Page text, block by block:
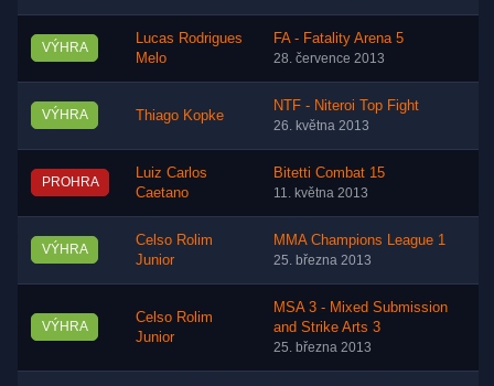
VÝHRA
Lucas Rodrigues
Melo
FA - Fatality Arena 5
28. července 2013
VÝHRA Thiago Kopke
NTF - Niteroi Top Fight
26. května 2013
PROHRA
Luiz Carlos
Caetano
Bitetti Combat 15
11. května 2013
VÝHRA
Celso Rolim
Junior
MMA Champions League 1
25. března 2013
VÝHRA
Celso Rolim
Junior
MSA 3 - Mixed Submission
and Strike Arts 3
25. března 2013